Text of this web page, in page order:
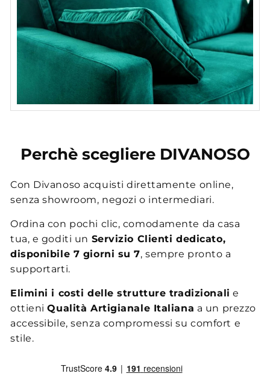
Perchè scegliere DIVANOSO
Con Divanoso acquisti direttamente online,
senza showroom, negozi o intermediari.
Ordina con pochi clic, comodamente da casa
tua, e goditi un Servizio Clienti dedicato,
disponibile 7 giorni su 7, sempre pronto a
supportarti.
Elimini i costi delle strutture tradizionali e
ottieniQualità Artigianale Italiana a un prezzo
accessibile, senza compromessi su comfort e
stile.